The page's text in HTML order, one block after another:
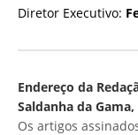
Diretor Executivo:
Endereço da
Saldanha da
Os artigos